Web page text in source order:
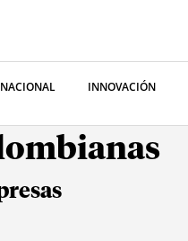
INNOVACIÓN